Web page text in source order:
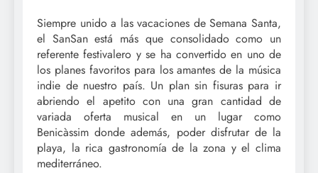
Siempre unido a las vacaciones de Semana Santa,
el SanSan está más que consolidado como un
referente festivalero y se ha convertido en uno de
los planes favoritos para los amantes de la música
indie de nuestro país. Un plan sin fisuras para ir
abriendo el apetito con una gran cantidad de
variada oferta musical en un lugar como
Benicàssim donde además, poder disfrutar de la
playa, la rica gastronomía de la zona y el clima
mediterráneo.